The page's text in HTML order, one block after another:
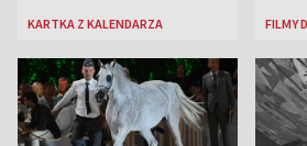
KARTKA Z KALENDARZA FILMY